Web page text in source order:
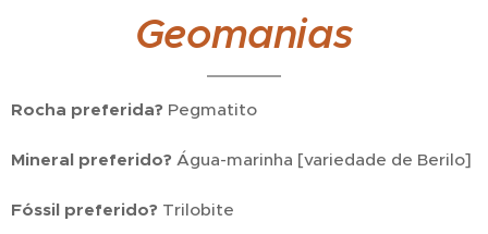
Geomanias
Rocha preferida? Pegmatito
Mineral preferido? Água-marinha [variedade de Berilo]
Fóssil preferido? Trilobite